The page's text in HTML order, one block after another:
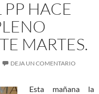
HACE
MARTES.
DEJA UN COMENTARIO
Esta mañana la